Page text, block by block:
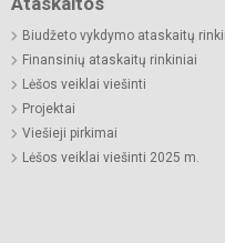
Biudžeto vykdymo ataskaitų
Finansinių ataskaitų rinkiniai
Lėšos veiklai viešinti
Projektai
Viešieji pirkimai
Lėšos veiklai viešinti 2025 m.